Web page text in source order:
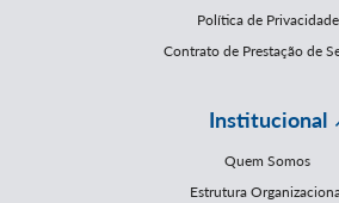
Política de Privacidade
Contrato de Prestação de
Institucional
Quem Somos
Estrutura